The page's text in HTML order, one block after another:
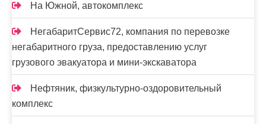
На Южной, автокомплекс
НегабаритСервис72, компания по перевозке
негабаритного груза, предоставлению услуг
грузового эвакуатора и мини-экскаватора
Нефтяник, физкультурно-оздоровительный
комплекс